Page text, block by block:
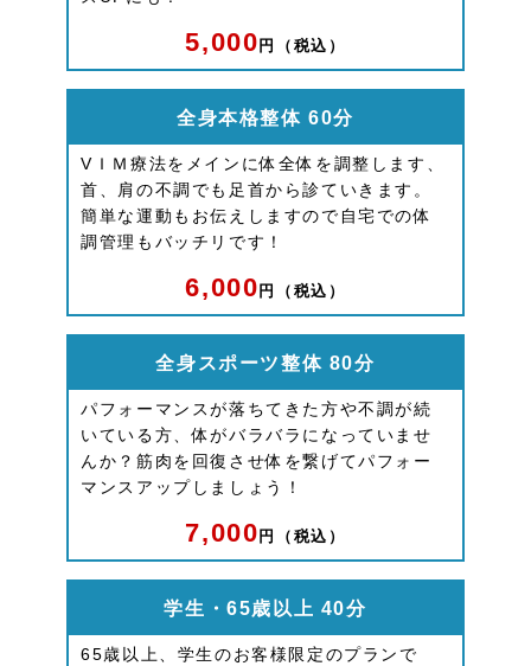
5,000円（税込）
全身本格整体 60分
VＩＭ療法をメインに体全体を調整します、
首、肩の不調でも足首から診ていきます。
簡単な運動もお伝えしますので自宅での体
調管理もバッチリです！
6,000円（税込）
全身スポーツ整体 80分
パフォーマンスが落ちてきた方や不調が続
いている方、体がバラバラになっていませ
んか？筋肉を回復させ体を繋げてパフォー
マンスアップしましょう！
7,000円（税込）
学生・65歳以上 40分
65歳以上、学生のお客様限定のプランで